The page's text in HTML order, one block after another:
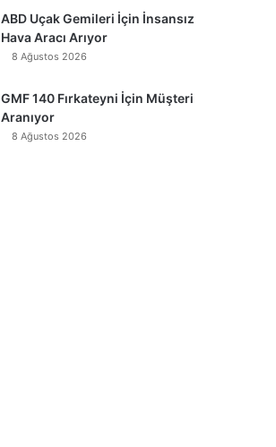
ABD Uçak Gemileri İçin İnsansız
Hava Aracı Arıyor
8 Ağustos 2026
GMF 140 Fırkateyni İçin Müşteri
Aranıyor
8 Ağustos 2026